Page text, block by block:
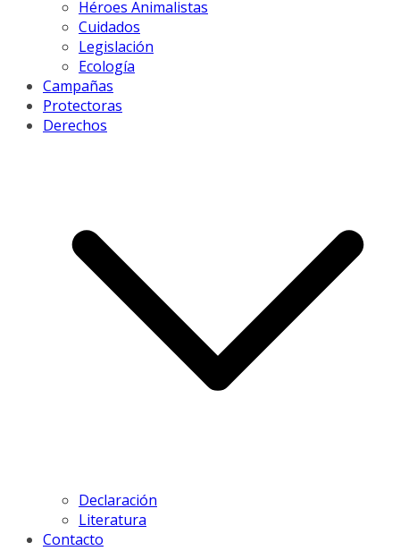
Héroes Animalistas
Cuidados
Legislación
Ecología
Campañas
Protectoras
Derechos
Declaración
Literatura
Contacto